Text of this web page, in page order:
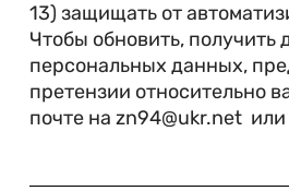
13) защищать от
Чтобы обновить, получить
персональных данных,
претензии относительно
почте на zn94@ukr.net